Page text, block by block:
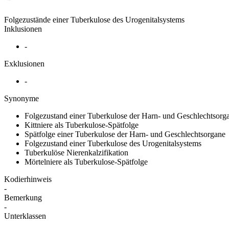
Folgezustände einer Tuberkulose des Urogenitalsystems
Inklusionen
-
Exklusionen
-
Synonyme
Folgezustand einer Tuberkulose der Harn- und
Kittniere als Tuberkulose-Spätfolge
Spätfolge einer Tuberkulose der Harn- und Geschlechtsorgane
Folgezustand einer Tuberkulose des Urogenitalsystems
Tuberkulöse Nierenkalzifikation
Mörtelniere als Tuberkulose-Spätfolge
Kodierhinweis
-
Bemerkung
-
Unterklassen